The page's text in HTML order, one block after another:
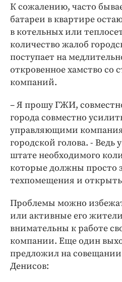
К сожалению, часто
батареи в квартире
в котельных или
количество жалоб
поступает на
откровенное хамство
компаний.
– Я прошу ГЖИ,
города совместно
управляющими
городской голова. - Ведь
штате необходимого
которые должны просто
техпомещения и
Проблемы можно
или активные его
внимательны к работе
компании. Еще один
предложил на
Денисов: